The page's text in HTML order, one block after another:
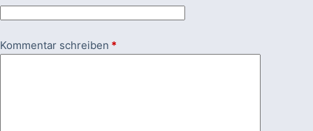
Kommentar schreiben *